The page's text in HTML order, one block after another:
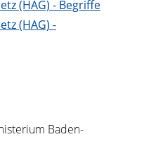
(HAG) - Begriffe
(HAG) -
Baden-